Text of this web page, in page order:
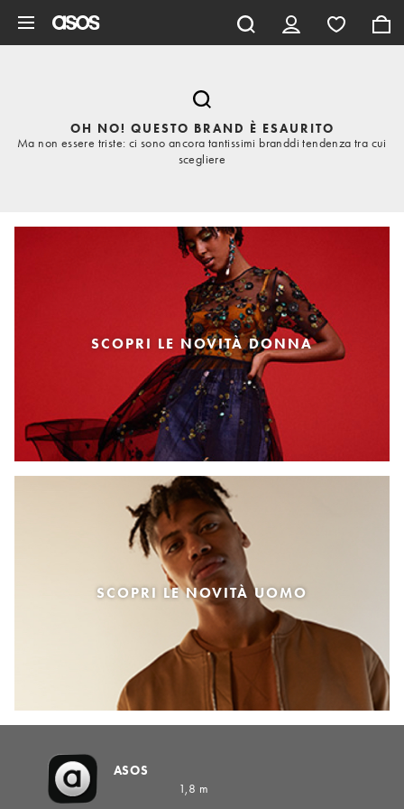
OH NO! QUESTO BRAND È ESAURITO
Ma non essere triste: ci sono ancora tantissimi branddi tendenza tra cui
scegliere
SCOPRI LE NOVITÀ DONNA
SCOPRI LE NOVITÀ UOMO
ASOS
1,8 m